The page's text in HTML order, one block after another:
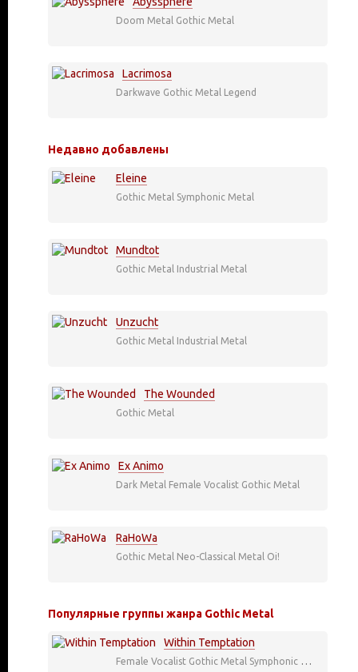
Doom Metal Gothic Metal
Lacrimosa
Darkwave Gothic Metal Legend
Недавно добавлены
Eleine
Gothic Metal Symphonic Metal
Mundtot
Gothic Metal Industrial Metal
Unzucht
Gothic Metal Industrial Metal
The Wounded
Gothic Metal
Ex Animo
Dark Metal Female Vocalist Gothic Metal
RaHoWa
Gothic Metal Neo-Classical Metal Oi!
Популярные группы жанра Gothic Metal
Within Temptation
Female Vocalist Gothic Metal Symphonic Metal